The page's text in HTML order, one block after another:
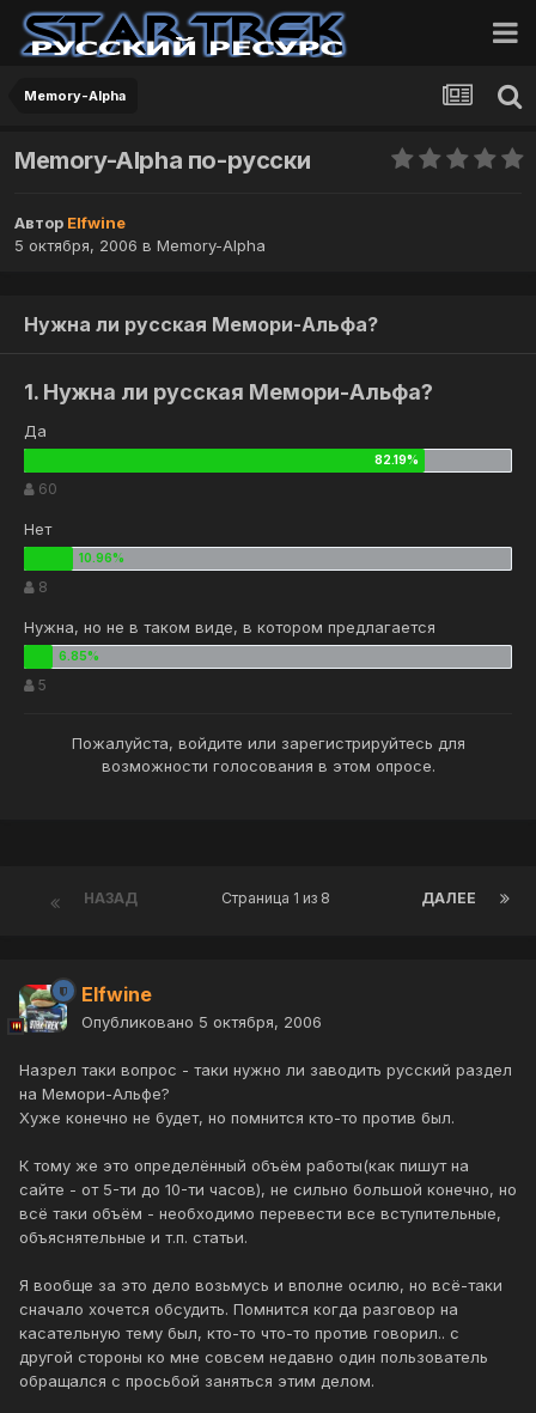
Memory-Alpha
Memory-Alpha по-русски
Автор Elfwine
5 октября, 2006 в Memory-Alpha
Нужна ли русская Мемори-Альфа?
1. Нужна ли русская Мемори-Альфа?
Да
60
Нет
8
Нужна, но не в таком виде, в котором предлагается
5
Пожалуйста, войдите или зарегистрируйтесь для
возможности голосования в этом опросе.
НАЗАД ДАЛЕЕ
Страница 1 из 8
Elfwine
Опубликовано 5 октября, 2006
Назрел таки вопрос - таки нужно ли заводить русский раздел
на Мемори-Альфе?
Хуже конечно не будет, но помнится кто-то против был.
К тому же это определённый объём работы(как пишут на
сайте - от 5-ти до 10-ти часов), не сильно большой конечно, но
всё таки объём - необходимо перевести все вступительные,
объяснятельные и т.п. статьи.
Я вообще за это дело возьмусь и вполне осилю, но всё-таки
сначало хочется обсудить. Помнится когда разговор на
касательную тему был, кто-то что-то против говорил.. с
другой стороны ко мне совсем недавно один пользователь
обращался с просьбой заняться этим делом.